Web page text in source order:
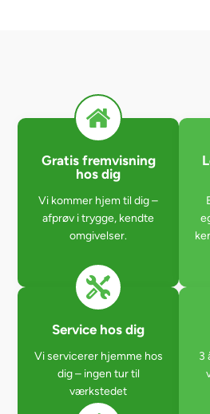
Gratis fremvisning
hos dig
Vi kommer hjem til dig –
afprøv i trygge, kendte
omgivelser.
Service hos dig
Vi servicerer hjemme hos
dig – ingen tur til
værkstedet
3